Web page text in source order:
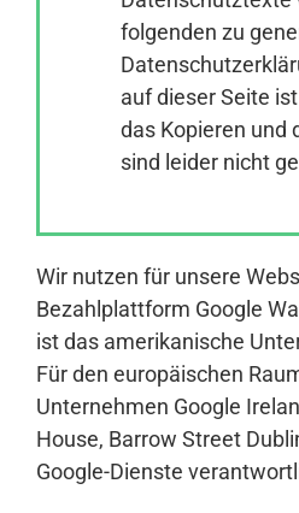
Anmelden
folgenden zu
auf dieser Seite
das Kopieren und
sind leider nicht
Wir nutzen für unsere
Bezahlplattform Google
ist das amerikanische
Für den europäischen
Unternehmen Google
House, Barrow Street
Google-Dienste